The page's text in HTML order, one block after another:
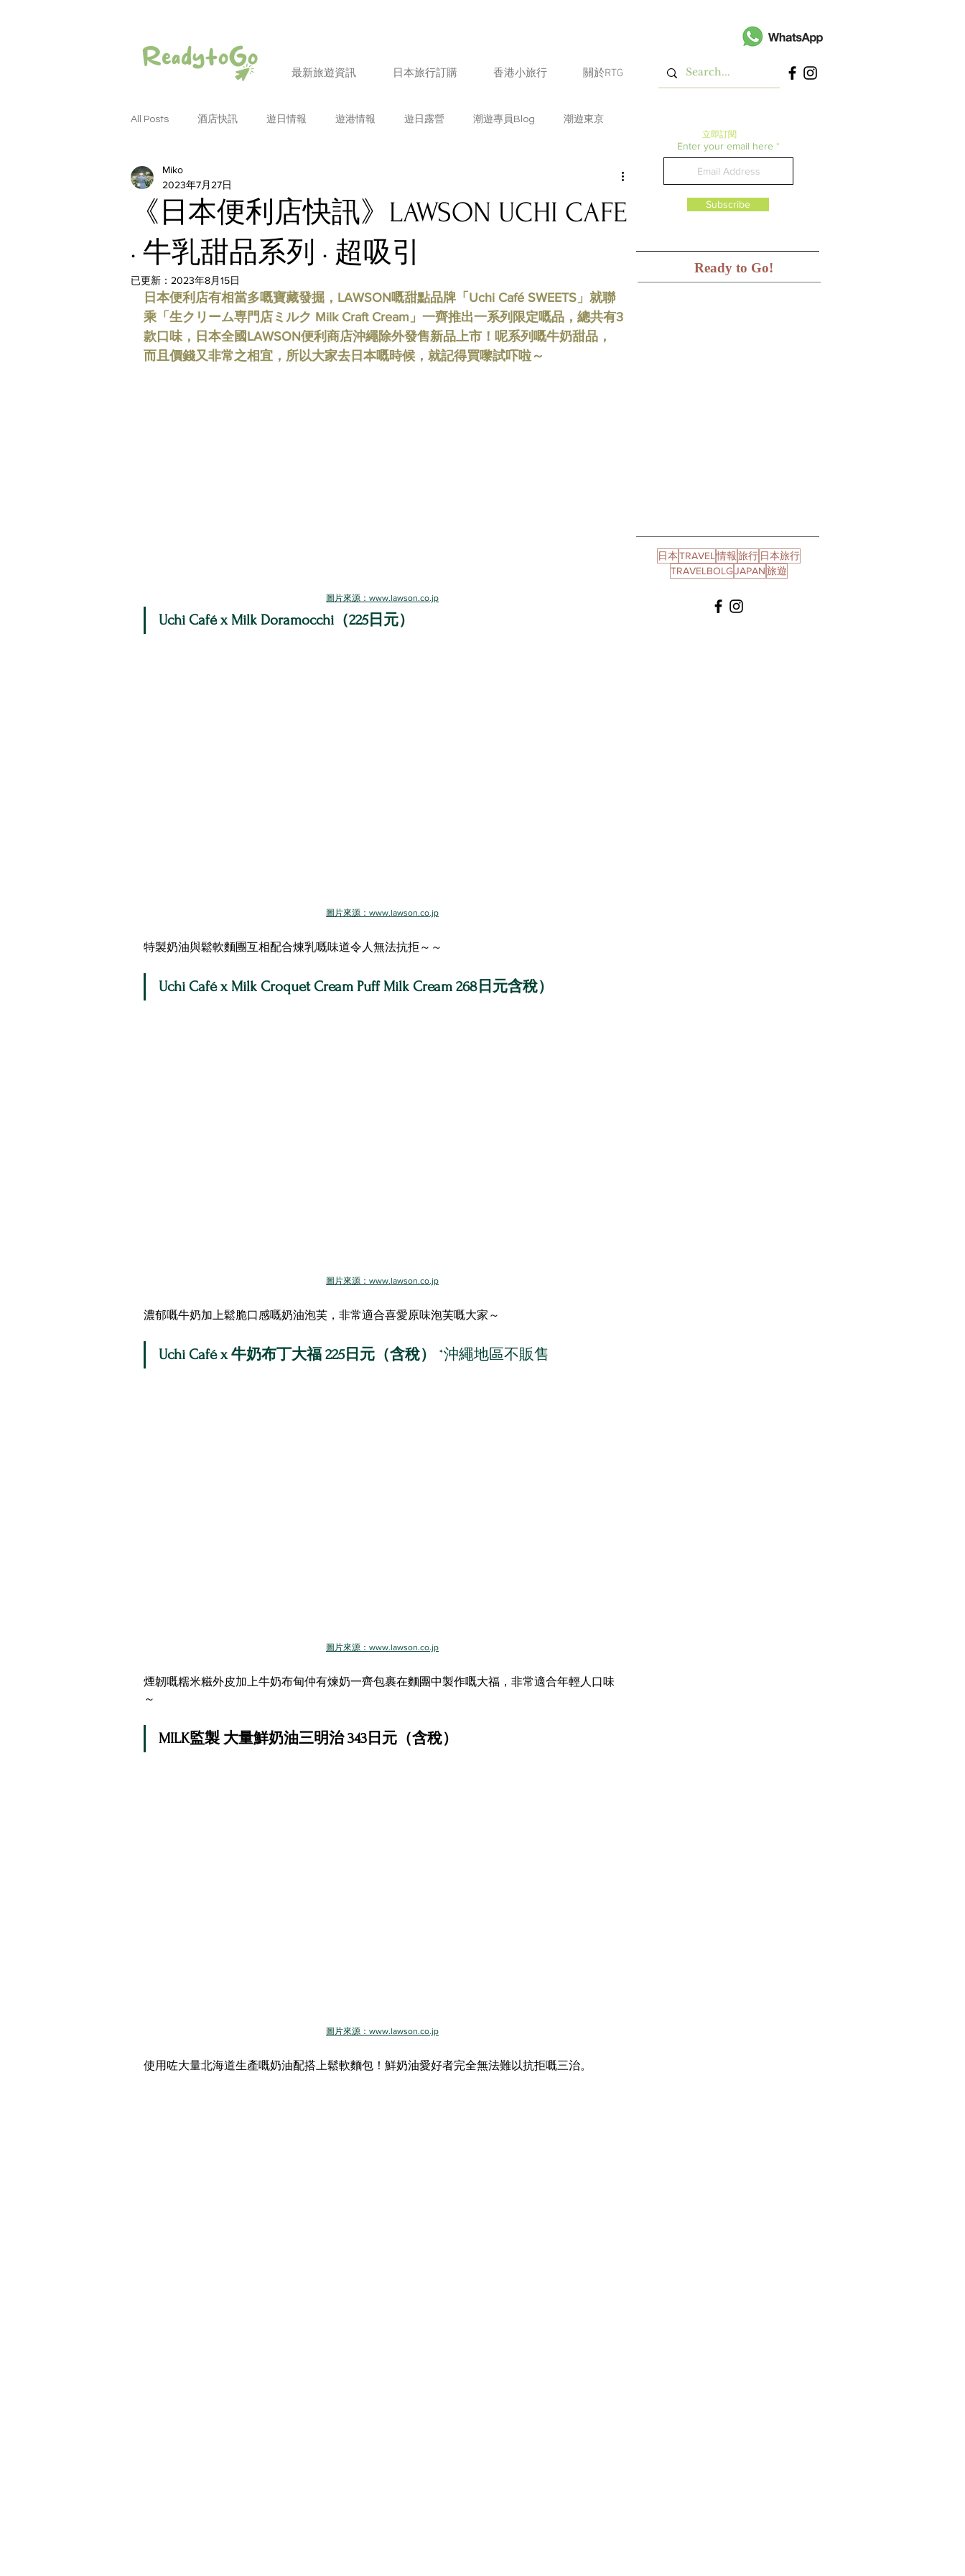
最新旅遊資訊 日本旅行訂購 香港小旅行 關於RTG
All Posts 酒店快訊 遊日情報 遊港情報 遊日露營 潮遊專員Blog 潮遊東京
潮遊和歌山
潮遊四國 潮遊岡山 潮遊熊本 潮遊石川 潮遊佐賀 日本飲食情報 生活
日本便利店快訊 時尚 日本血拼之選 潮遊首爾
《日本便利店快訊》LAWSON UCHI CAFE
· 牛乳甜品系列 · 超吸引
Miko
2023年7月27日
已更新： 2023年8月15日
日本便利店有相當多嘅寶藏發掘，LAWSON嘅甜點品牌「Uchi Café SWEETS」就聯
乘「生クリーム専門店ミルク Milk Craft Cream」一齊推出一系列限定嘅品，總共有3
款口味，日本全國LAWSON便利商店沖繩除外發售新品上市！呢系列嘅牛奶甜品，
而且價錢又非常之相宜，所以大家去日本嘅時候，就記得買嚟試吓啦～
圖片來源：www.lawson.co.jp
Uchi Café x Milk Doramocchi（225日元）
圖片來源：www.lawson.co.jp
特製奶油與鬆軟麵團互相配合煉乳嘅味道令人無法抗拒～～
Uchi Café x Milk Croquet Cream Puff Milk Cream 268日元含稅）
圖片來源：www.lawson.co.jp
濃郁嘅牛奶加上鬆脆口感嘅奶油泡芙，非常適合喜愛原味泡芙嘅大家～
Uchi Café x 牛奶布丁大福 225日元（含稅） *沖繩地區不販售
圖片來源：www.lawson.co.jp
煙韌嘅糯米糍外皮加上牛奶布甸仲有煉奶一齊包裹在麵團中製作嘅大福，非常適合年輕人口味
～
MILK監製 大量鮮奶油三明治 343日元（含稅）
圖片來源：www.lawson.co.jp
使用咗大量北海道生產嘅奶油配搭上鬆軟麵包！鮮奶油愛好者完全無法難以抗拒嘅三治。
Ready to Go!
日本TRAVEL 情報旅行 日本旅行
TRAVELBOLGJAPAN旅遊
立即​訂閱
Enter your email here
Subscribe